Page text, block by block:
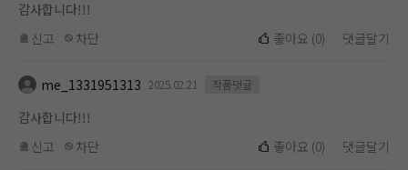
감사합니다!!!
신고
차단 좋아요 (0) 댓글달기
me_1331951313 2025.02.21 작품댓글
감사합니다!!!
신고
차단 좋아요 (0) 댓글달기